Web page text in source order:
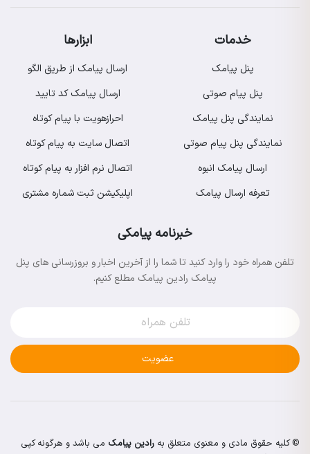
خدمات
پنل پیامک
پنل پیام صوتی
نمایندگی پنل پیامک
نمایندگی پنل پیام صوتی
ارسال پیامک انبوه
تعرفه ارسال پیامک
ابزارها
ارسال پیامک از طریق الگو
ارسال پیامک کد تایید
احرازهویت با پیام کوتاه
اتصال سایت به پیام کوتاه
اتصال نرم افزار به پیام کوتاه
اپلیکیشن ثبت شماره مشتری
خبرنامه پیامکی
تلفن همراه خود را وارد کنید تا شما را از آخرین اخبار و بروزرسانی های پنل
پیامک رادین پیامک مطلع کنیم.
عضویت
© کلیه حقوق مادی و معنوی متعلق به رادین پیامک می باشد و هرگونه کپی